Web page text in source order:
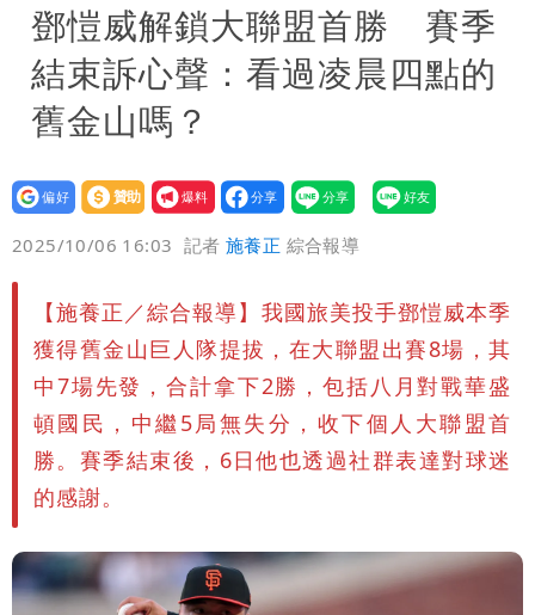
「終於能交代」 捐500萬獎學金延續愛
白海豚颱風逼近！鄭明典示警「恐遇黑潮
變強」 路徑分歧藏警訊：不利強度維持
鄧愷威解鎖大聯盟首勝 賽季
結束訴心聲：看過凌晨四點的
舊金山嗎？
設為
贊助
我要
爆料
2025/10/06 16:03 記者施養正 綜合報導
【施養正／綜合報導】我國旅美投手鄧愷威本季
獲得舊金山巨人隊提拔，在大聯盟出賽8場，其
中7場先發，合計拿下2勝，包括八月對戰華盛
頓國民，中繼5局無失分，收下個人大聯盟首
勝。賽季結束後，6日他也透過社群表達對球迷
的感謝。